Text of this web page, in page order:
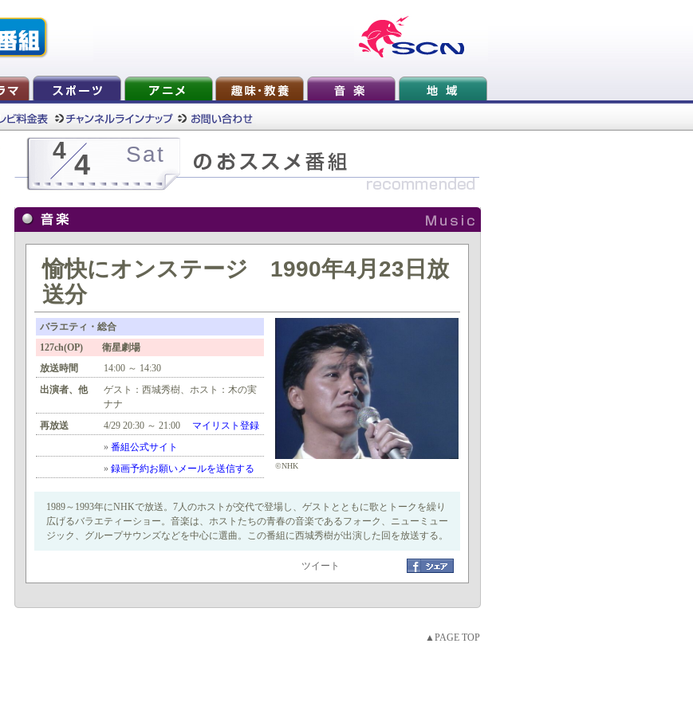
4 4 Sat
愉快にオンステージ 1990年4月23日放
送分
バラエティ・総合
127ch(OP) 衛星劇場
放送時間
14:00 ～ 14:30
出演者、他
ゲスト：西城秀樹、ホスト：木の実
ナナ
再放送
4/29 20:30 ～ 21:00 マイリスト登録
» 番組公式サイト
» 録画予約お願いメールを送信する ©NHK
1989～1993年にNHKで放送。7人のホストが交代で登場し、ゲストとともに歌とトークを繰り
広げるバラエティーショー。音楽は、ホストたちの青春の音楽であるフォーク、ニューミュー
ジック、グループサウンズなどを中心に選曲。この番組に西城秀樹が出演した回を放送する。
ツイート
▲PAGE TOP